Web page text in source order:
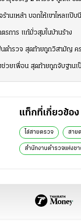
านเหล้า บอกให้เขาไหลแป๊บ
ตรการ แก้มั่วสุมในบ้านร้าง
นตำรวจ สุดท้ายถูกวิสามัญ ค
วยเพื่อน สุดท้ายถูกจับฐาน
แท็กที่เกี่ยวข้อง
ไล่สายตรวจ สาย
สำนักงานตำรวจแห่งช